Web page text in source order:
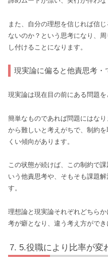
また、自分の理想を信じれば信
ないのか？という思考になり、
し付けることになります。
現実論に偏ると他責思考・
現実論は現在目の前にある問題
簡単なものであれば問題にはな
から難しいと考えがちで、制約
くい傾向があります。
この状態が続けば、この制約で
いう他責思考や、そもそも課題
す。
理想論と現実論それぞれどちら
考が癖となり、違う考え方ができ
5.役職により比率が変